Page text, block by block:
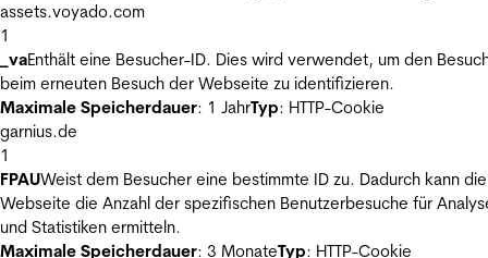
assets.voyado.com
1
_vaEnthält eine Besucher-ID. Dies wird verwendet, um den
beim erneuten Besuch der Webseite zu identifizieren.
Maximale Speicherdauer: 1 JahrTyp: HTTP-Cookie
garnius.de
1
FPAUWeist dem Besucher eine bestimmte ID zu. Dadurch kann die
Webseite die Anzahl der spezifischen Benutzerbesuche für
und Statistiken ermitteln.
Maximale Speicherdauer: 3 MonateTyp: HTTP-Cookie